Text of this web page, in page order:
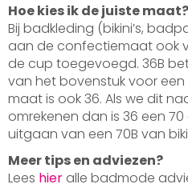
Hoe kies ik de juiste maat?
Bij badkleding (bikini’s,
aan de confectiemaat ook
de cup toegevoegd. 36B
van het bovenstuk voor
maat is ook 36. Als we dit
omrekenen dan is 36 een
uitgaan van een 70B van
Meer tips en adviezen?
Lees hier alle badmode